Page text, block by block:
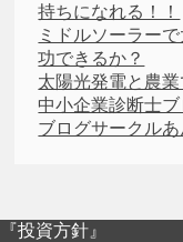
持ちになれる！！
ミドルソーラー
功できるか？
太陽光発電と農業
中小企業診断士
ブログサークル
『投資方針』